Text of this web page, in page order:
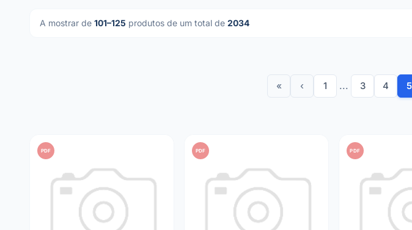
A mostrar de 101–125 produtos de um total de 2034
« ‹ 1 ... 3 4 5
PDF PDF PDF